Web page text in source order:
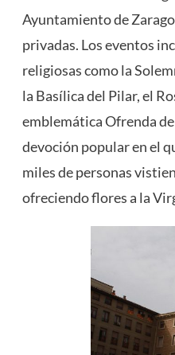
Ayuntamiento de
privadas. Los eventos
religiosas como la
la Basílica del Pilar, el
emblemática Ofrenda
devoción popular en el
miles de personas
ofreciendo flores a la